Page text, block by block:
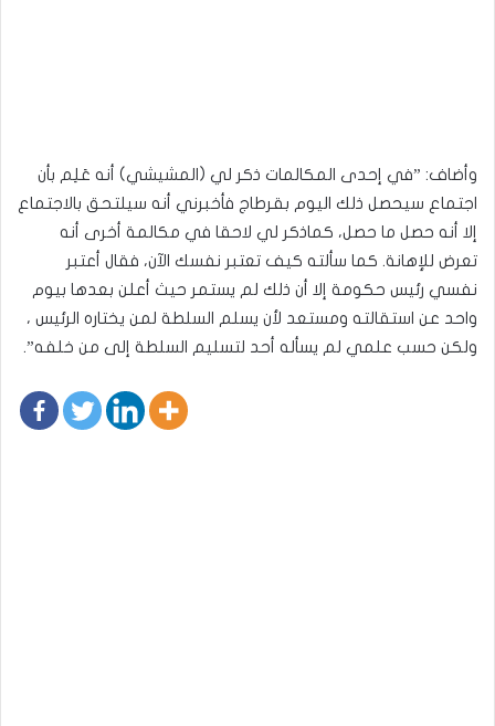
وأضاف: ”في إحدى المكالمات ذكر لي (المشيشي) أنه عَلِم بأن
اجتماع سيحصل ذلك اليوم بقرطاج فأخبرني أنه سيلتحق بالاجتماع
إلا أنه حصل ما حصل، كماذكر لي لاحقا في مكالمة أخرى أنه
تعرض للإهانة. كما سألته كيف تعتبر نفسك الآن، فقال أعتبر
نفسي رئيس حكومة إلا أن ذلك لم يستمر حيث أعلن بعدها بيوم
واحد عن استقالته ومستعد لأن يسلم السلطة لمن يختاره الرئيس ،
ولكن حسب علمي لم يسأله أحد لتسليم السلطة إلى من خلفه”.